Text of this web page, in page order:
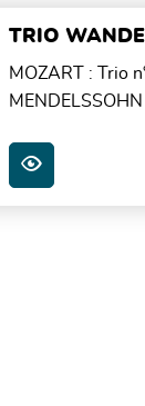
TRIO
MOZART : Trio